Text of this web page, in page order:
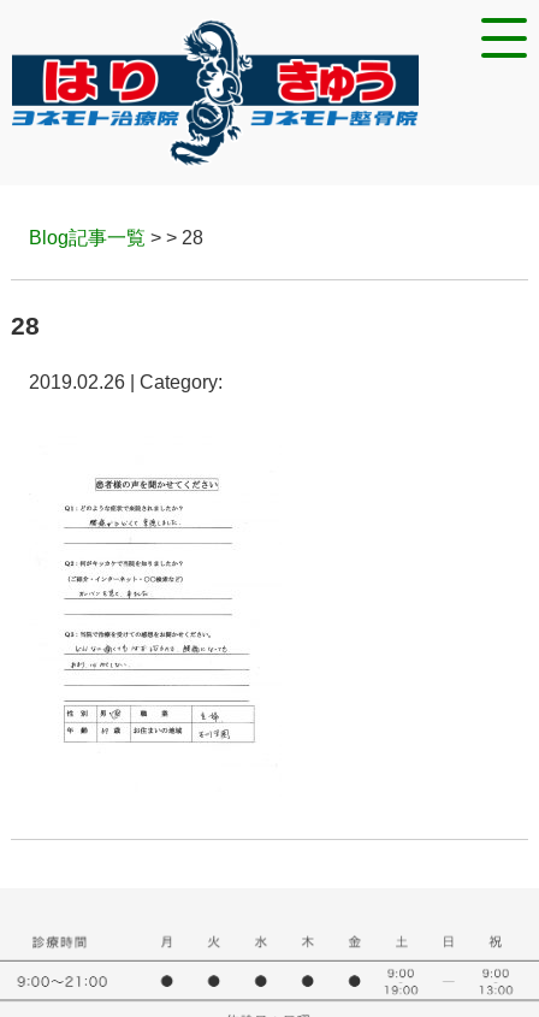
Blog記事一覧 > > 28
28
2019.02.26 | Category: